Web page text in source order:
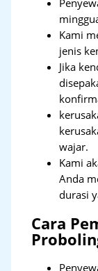
Kami
jenis
Jika
wajar.
Kami
Anda
durasi
Cara